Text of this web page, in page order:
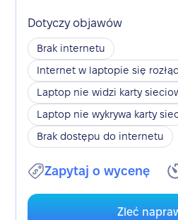
Dotyczy objawów
Brak internetu
Internet w laptopie się
Laptop nie widzi karty
Laptop nie wykrywa karty
Brak dostępu do internetu
Zapytaj o wycenę
Zleć